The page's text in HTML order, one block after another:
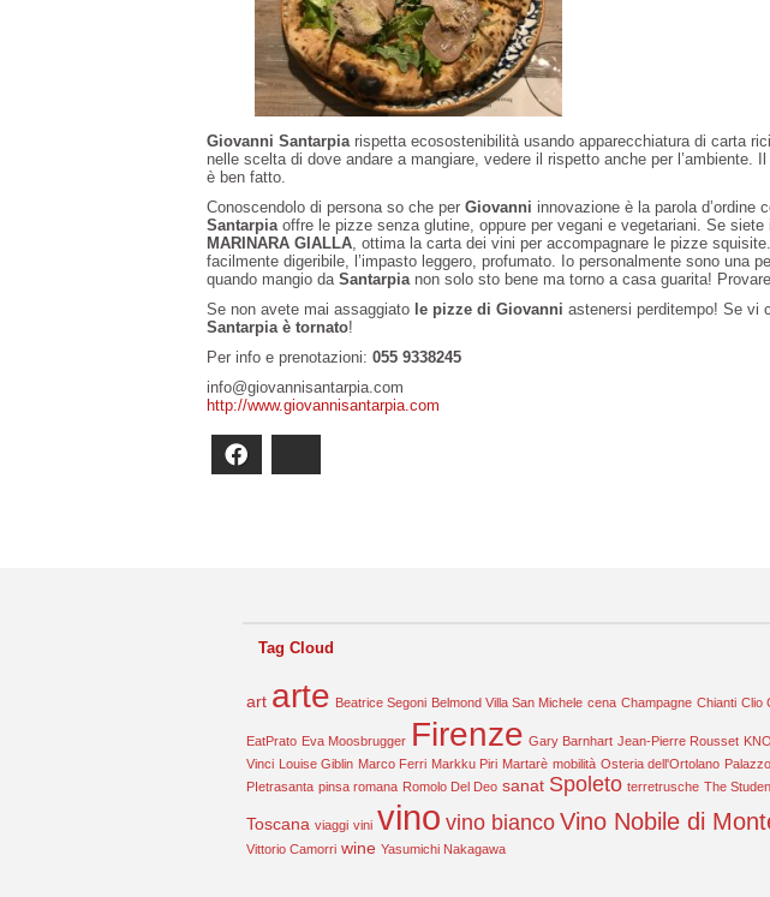
Giovanni Santarpia rispetta ecosostenibilità usando apparecchiatura di carta
nelle scelta di dove andare a mangiare, vedere il rispetto anche per l’ambiente.
è ben fatto.
Conoscendolo di persona so che per Giovanni innovazione è la parola
Santarpia offre le pizze senza glutine, oppure per vegani e vegetariani. Se
MARINARA GIALLA, ottima la carta dei vini per accompagnare le pizze
facilmente digeribile, l’impasto leggero, profumato. Io personalmente sono una
quando mangio da Santarpianon solo sto bene ma torno a casa guarita!
Se non avete mai assaggiato le pizze di Giovanni astenersi perditempo! Se vi
Santarpia è tornato!
Per info e prenotazioni: 055 9338245
info@giovannisantarpia.com
http://www.giovannisantarpia.com
Tag Cloud
art arte Beatrice Segoni Belmond Villa San Michele cena Champagne Chianti Clio
EatPrato Eva Moosbrugger Firenze Gary Barnhart Jean-Pierre Rousset
Vinci Louise Giblin Marco Ferri Markku Piri Martarè mobilità Osteria dell'Ortolano
PIetrasanta pinsa romana Romolo Del Deo sanat Spoleto terretrusche The
Toscana viaggi vini vino vino bianco Vino Nobile di
Vittorio Camorri wine Yasumichi Nakagawa